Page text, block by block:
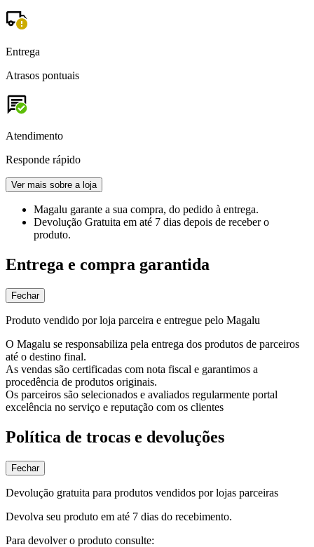
Entrega
Atrasos pontuais
Atendimento
Responde rápido
Ver mais sobre a loja
Magalu garante a sua compra, do pedido à entrega.
Devolução Gratuita em até 7 dias depois de receber o
produto.
Entrega e compra garantida
Fechar
Produto vendido por loja parceira e entregue pelo Magalu
O Magalu se responsabiliza pela entrega dos produtos de parceiros
até o destino final.
As vendas são certificadas com nota fiscal e garantimos a
procedência de produtos originais.
Os parceiros são selecionados e avaliados regularmente portal
excelência no serviço e reputação com os clientes
Política de trocas e devoluções
Fechar
Devolução gratuita para produtos vendidos por lojas parceiras
Devolva seu produto em até 7 dias do recebimento.
Para devolver o produto consulte: